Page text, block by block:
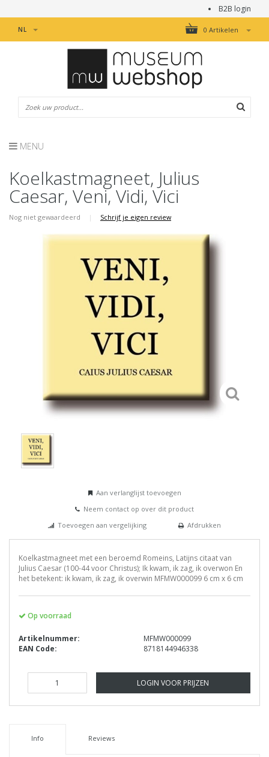
B2B login
0 Artikelen
NL
MENU
Koelkastmagneet, Julius
Caesar, Veni, Vidi, Vici
Nog niet gewaardeerd | Schrijf je eigen review
Aan verlanglijst toevoegen
Neem contact op over dit product
Toevoegen aan vergelijking
Afdrukken
Koelkastmagneet met een beroemd Romeins, Latijns citaat van
Julius Caesar (100-44 voor Christus); Ik kwam, ik zag, ik overwon En
het betekent: ik kwam, ik zag, ik overwin MFMW000099 6 cm x 6 cm
Op voorraad
Artikelnummer:
MFMW000099
EAN Code:
8718144946338
LOGIN VOOR PRIJZEN
Info Reviews